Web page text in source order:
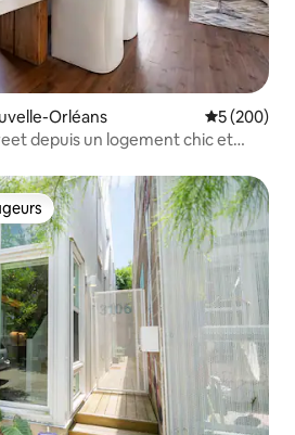
Orléans Évaluation
5 (200)
depuis un logement chic et
les plus appréciés